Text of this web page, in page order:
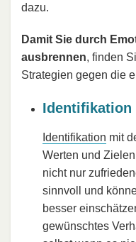
dazu.
Damit Sie durch
ausbrennen, finden
Strategien gegen die
Identifikation
Identifikation mit
Werten und
nicht nur
sinnvoll und
besser
gewünschtes